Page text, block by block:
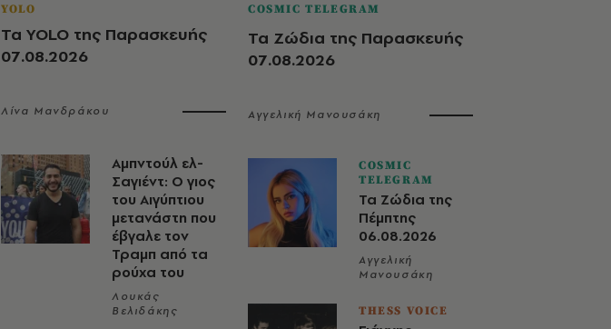
YOLO
Τα YOLO της Παρασκευής
07.08.2026
Λίνα Μανδράκου
Αμπντούλ ελ-
Σαγιέντ: Ο γιος
του Αιγύπτιου
μετανάστη που
έβγαλε τον
Τραμπ από τα
ρούχα του
Λουκάς
Βελιδάκης
COSMIC TELEGRAM
Τα Ζώδια της Παρασκευής
07.08.2026
Αγγελική Μανουσάκη
COSMIC
TELEGRAM
Τα Ζώδια της
Πέμπτης
06.08.2026
Αγγελική
Μανουσάκη
THESS VOICE